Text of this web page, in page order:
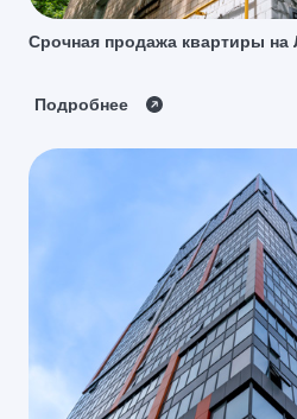
Срочная продажа квартиры на
Подробнее